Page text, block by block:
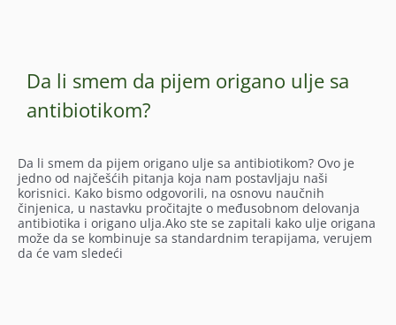
Da li smem da pijem origano ulje sa
antibiotikom?
Da li smem da pijem origano ulje sa antibiotikom? Ovo je
jedno od najčešćih pitanja koja nam postavljaju naši
korisnici. Kako bismo odgovorili, na osnovu naučnih
činjenica, u nastavku pročitajte o međusobnom delovanja
antibiotika i origano ulja.Ako ste se zapitali kako ulje origana
može da se kombinuje sa standardnim terapijama, verujem
da će vam sledeći